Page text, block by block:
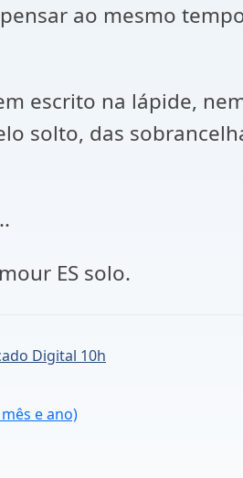
ao mesmo
escrito na lápide,
solto, das
ES solo.
Digital 10h
e ano)